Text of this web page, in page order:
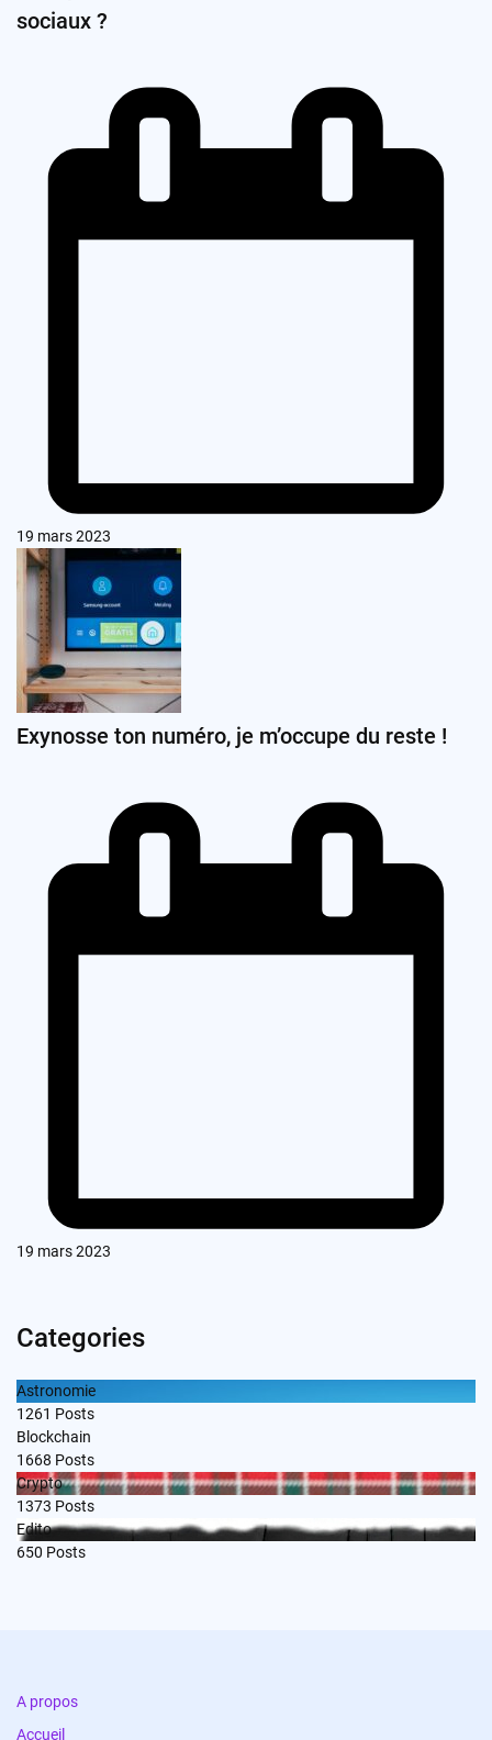
sociaux ?
19 mars 2023
Exynosse ton numéro, je m’occupe du reste !
19 mars 2023
Categories
Astronomie
1261 Posts
Blockchain
1668 Posts
Crypto
1373 Posts
Edito
650 Posts
A propos
Accueil